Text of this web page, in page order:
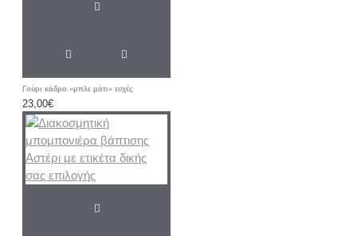
Γούρι κάδρο «μπλε μάτι» ευχές
23,00€